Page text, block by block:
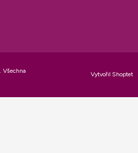
Vytvořil Shoptet
. Všechna